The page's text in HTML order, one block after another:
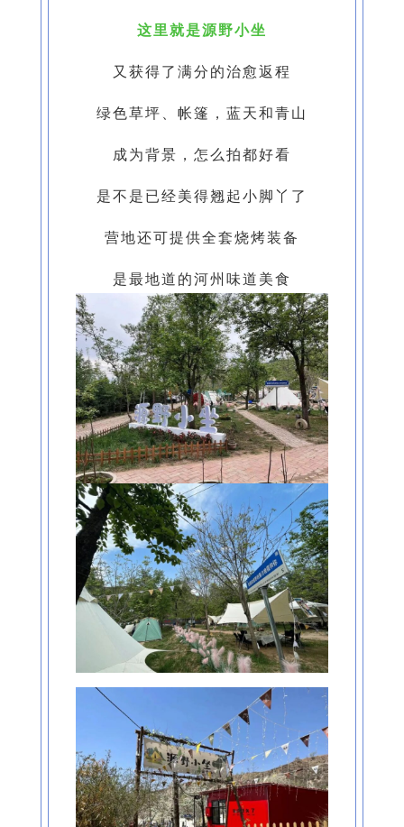
这里就是源野小坐
又获得了满分的治愈返程
绿色草坪、帐篷，蓝天和青山
成为背景，怎么拍都好看
是不是已经美得翘起小脚丫了
营地还可提供全套烧烤装备
是最地道的河州味道美食‍